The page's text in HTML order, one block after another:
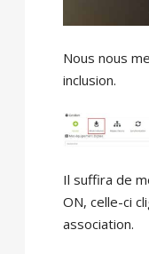
Nous nous
inclusion.
Il suffira de
ON, celle-ci
association.